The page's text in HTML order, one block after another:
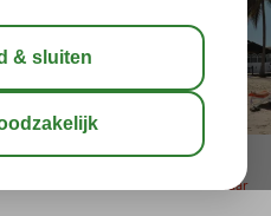
bewaar